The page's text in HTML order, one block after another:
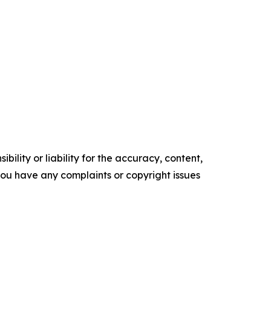
or liability for the accuracy, content,
have any complaints or copyright issues